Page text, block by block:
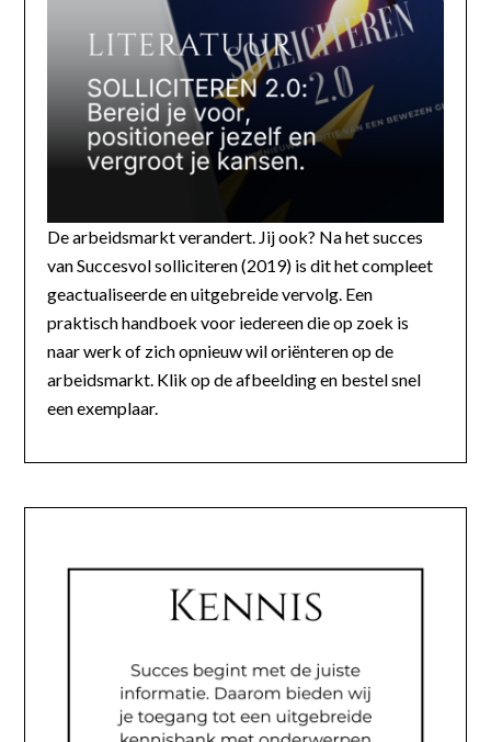
De arbeidsmarkt verandert. Jij ook? Na het succes
van Succesvol solliciteren (2019) is dit het compleet
geactualiseerde en uitgebreide vervolg. Een
praktisch handboek voor iedereen die op zoek is
naar werk of zich opnieuw wil oriënteren op de
arbeidsmarkt. Klik op de afbeelding en bestel snel
een exemplaar.